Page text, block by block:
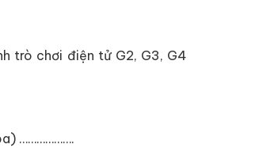
trò chơi điện tử G2, G3, G4
……………….